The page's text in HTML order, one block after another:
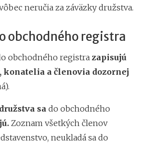
neručia za záväzky družstva.
obchodného registra
obchodného registra zapisujú
konatelia a členovia dozornej
sa do obchodného
Zoznam všetkých členov
neukladá sa do